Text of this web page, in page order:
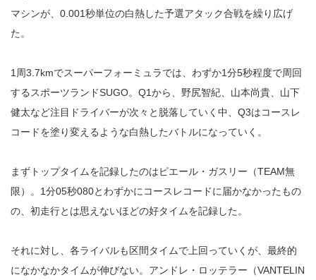
マシンが、0.001秒単位の白熱した予選アタック合戦を繰り広げ
た。
1周3.7kmでスーパーフォーミュラでは、わずか1分5秒程度で周回
するスポーツランドSUGO。Q1から、野尻智紀、山本尚貴、山下
健太など注目ドライバーが次々と脱落していく中、Q3はコースレ
コードを塗り変えるような白熱したバトルになっていく。
まずトップタイムを記録したのはピエール・ガスリー（TEAM無
限）。1分05秒080とわずかにコースレコードに届かなかったもの
の、初走行とは思えないほどの好タイムを記録した。
それに対し、各ライバルも区間タイムで上回っていくが、最終的
になかなかタイムが伸びない。アンドレ・ロッテラー（VANTELIN